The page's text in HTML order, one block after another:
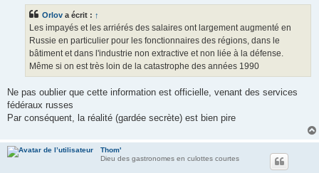
Orlov a écrit : ↑
Les impayés et les arriérés des salaires ont largement augmenté en
Russie en particulier pour les fonctionnaires des régions, dans le
bâtiment et dans l'industrie non extractive et non liée à la défense.
Même si on est très loin de la catastrophe des années 1990
Ne pas oublier que cette information est officielle, venant des services
fédéraux russes
Par conséquent, la réalité (gardée secrète) est bien pire
Thom'
Dieu des gastronomes en culottes courtes